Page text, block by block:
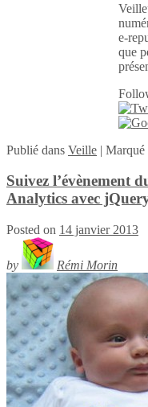
e-
que
Publié dans Veille | Marqué
Suivez l’évènement
Analytics avec
Posted on 14 janvier 2013
by Rémi Morin